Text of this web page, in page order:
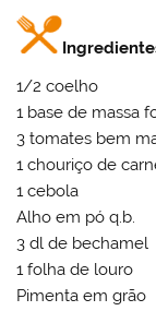
1/2 coelho
1 base de massa
3 tomates bem
1 chouriço de
1 cebola
Alho em pó q.b.
3 dl de bechamel
1 folha de louro
Pimenta em grão